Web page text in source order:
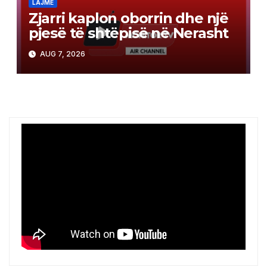
LAJME
Zjarri kaplon oborrin dhe një
pjesë të shtëpisë në Nerasht
AUG 7, 2026